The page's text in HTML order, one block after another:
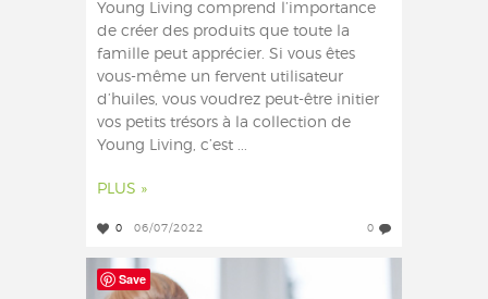
Young Living comprend l’importance
de créer des produits que toute la
famille peut apprécier. Si vous êtes
vous-même un fervent utilisateur
d’huiles, vous voudrez peut-être initier
vos petits trésors à la collection de
Young Living, c’est ...
PLUS »
0 06/07/2022 0
Save